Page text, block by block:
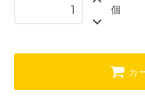
個
カ